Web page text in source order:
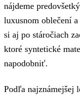
nájdeme
luxusnom oblečení
si aj po stáročiach
ktoré syntetické
napodobniť.
Podľa najznámejšej